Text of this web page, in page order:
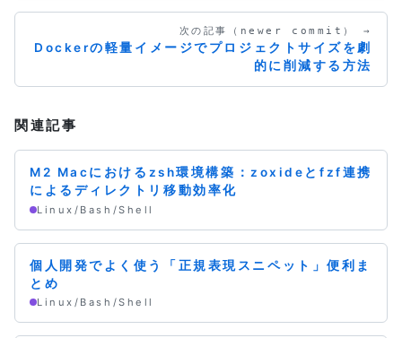
次の記事（newer commit） →
Dockerの軽量イメージでプロジェクトサイズを劇
的に削減する方法
関連記事
M2 Macにおけるzsh環境構築：zoxideとfzf連携
によるディレクトリ移動効率化
Linux/Bash/Shell
個人開発でよく使う「正規表現スニペット」便利ま
とめ
Linux/Bash/Shell